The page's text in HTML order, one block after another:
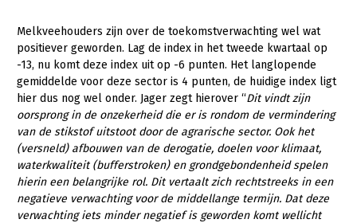
Melkveehouders zijn over de toekomstverwachting wel wat
positiever geworden. Lag de index in het tweede kwartaal op
-13, nu komt deze index uit op -6 punten. Het langlopende
gemiddelde voor deze sector is 4 punten, de huidige index ligt
hier dus nog wel onder. Jager zegt hierover “Dit vindt zijn
oorsprong in de onzekerheid die er is rondom de vermindering
van de stikstof uitstoot door de agrarische sector. Ook het
(versneld) afbouwen van de derogatie, doelen voor klimaat,
waterkwaliteit (bufferstroken) en grondgebondenheid spelen
hierin een belangrijke rol. Dit vertaalt zich rechtstreeks in een
negatieve verwachting voor de middellange termijn. Dat deze
verwachting iets minder negatief is geworden komt wellicht